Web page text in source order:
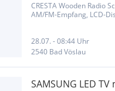
CRESTA Wooden Radio
AM/FM-Empfang, LCD-
28.07. - 08:44 Uhr
2540 Bad Vöslau
SAMSUNG LED TV